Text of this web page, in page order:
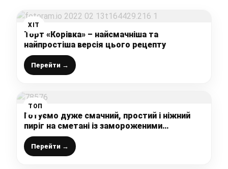
ХІТ
Торт «Корівка» – найсмачніша та
найпростіша версія цього рецепту
Перейти →
ТОП
Готуємо дуже смачний, простий і ніжний
пиріг на сметані із замороженими
ягідками: виходить так смачно, що рідних
“за вуха не відтягнеш”
Перейти →